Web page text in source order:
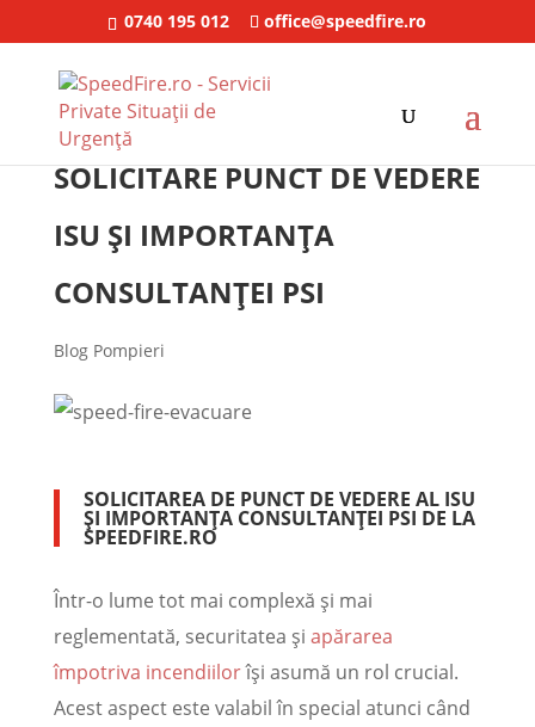
0740 195 012 office@speedfire.ro
SOLICITARE PUNCT DE VEDERE
ISU ȘI IMPORTANȚA
CONSULTANȚEI PSI
Blog Pompieri
SOLICITAREA DE PUNCT DE VEDERE AL ISU
ȘI IMPORTANȚA CONSULTANȚEI PSI DE LA
SPEEDFIRE.RO
Într-o lume tot mai complexă și mai
reglementată, securitatea şi apărarea
împotriva incendiilorîși asumă un rol crucial.
Acest aspect este valabil în special atunci când